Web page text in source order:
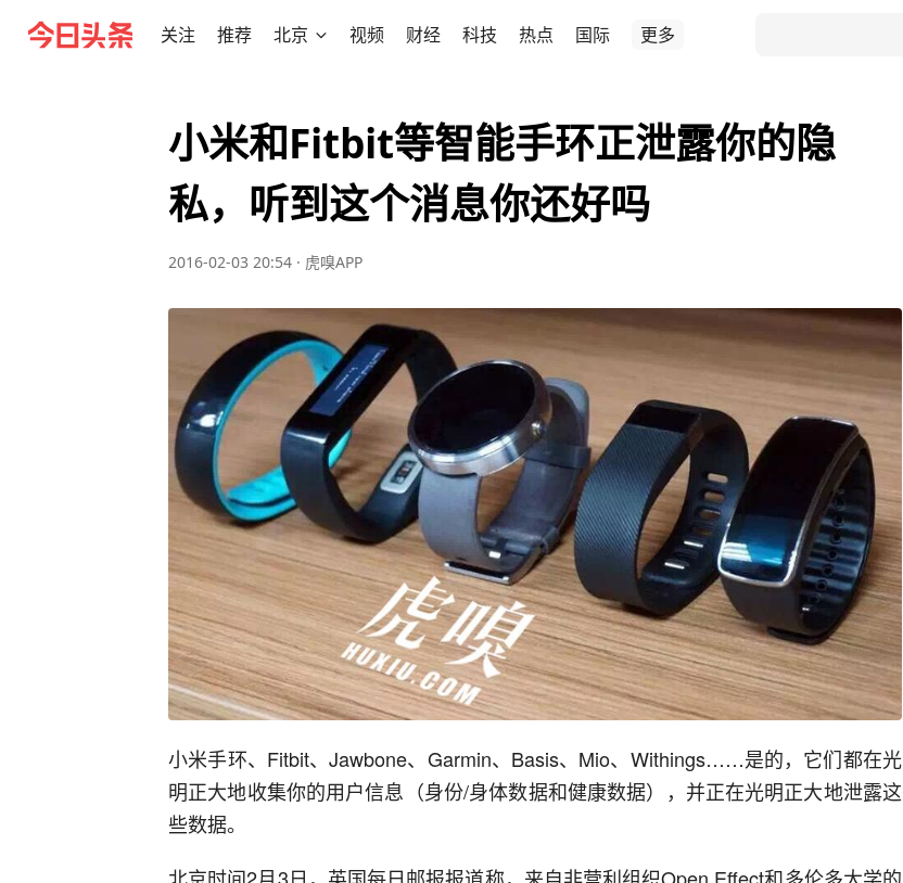
关注 推荐 北京 视频 财经 科技 热点 国际 更多
小米和Fitbit等智能手环正泄露你的隐
私，听到这个消息你还好吗
2016-02-03 20:54 · 虎嗅APP
小米手环、Fitbit、Jawbone、Garmin、Basis、Mio、Withings……是的，它们都在光
明正大地收集你的用户信息（身份/身体数据和健康数据），并正在光明正大地泄露这
些数据。